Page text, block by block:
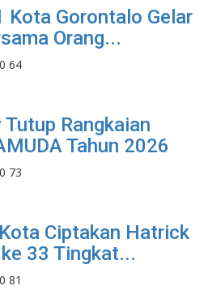
Kota Gorontalo Gelar
Orang...
0 64
Rangkaian
Tahun 2026
0 73
Ciptakan Hatrick
33 Tingkat...
0 81